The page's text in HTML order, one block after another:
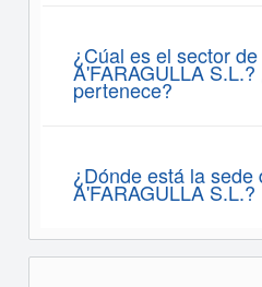
¿Cúal es el sector
A'FARAGULLA
pertenece?
¿Dónde está la sede
A'FARAGULLA S.L.?